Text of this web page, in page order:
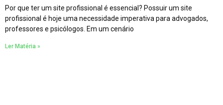
Por que ter um site profissional é essencial? Possuir um site
profissional é hoje uma necessidade imperativa para advogados,
professores e psicólogos. Em um cenário
Ler Matéria »